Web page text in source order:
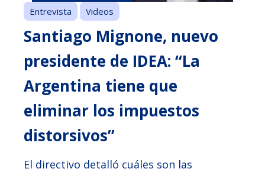
Entrevista Videos
Santiago Mignone, nuevo
presidente de IDEA: “La
Argentina tiene que
eliminar los impuestos
distorsivos”
El directivo detalló cuáles son las